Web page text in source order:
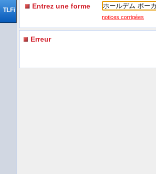
TLFi Entrez une forme
notices corrigées
Erreur